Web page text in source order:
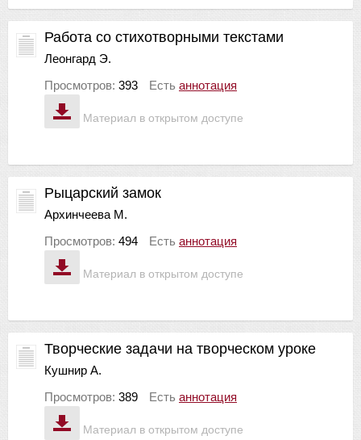
Материал в открытом доступе
Работа со стихотворными текстами
Леонгард Э.
Просмотров: 393 Есть аннотация
Материал в открытом доступе
Рыцарский замок
Архинчеева М.
Просмотров: 494 Есть аннотация
Материал в открытом доступе
Творческие задачи на творческом уроке
Кушнир А.
Просмотров: 389 Есть аннотация